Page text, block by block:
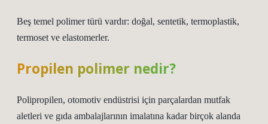
Beş temel polimer türü vardır: doğal, sentetik, termoplastik,
termoset ve elastomerler.
Propilen polimer nedir?
Polipropilen, otomotiv endüstrisi için parçalardan mutfak
aletleri ve gıda ambalajlarının imalatına kadar birçok alanda